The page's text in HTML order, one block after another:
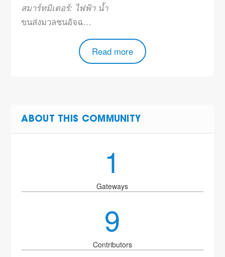
สมาร์ทมิเตอร์: ไฟฟ้า น้ำ
ขนส่งมวลชนอัจฉ…
Read more
ABOUT THIS COMMUNITY
1
Gateways
9
Contributors